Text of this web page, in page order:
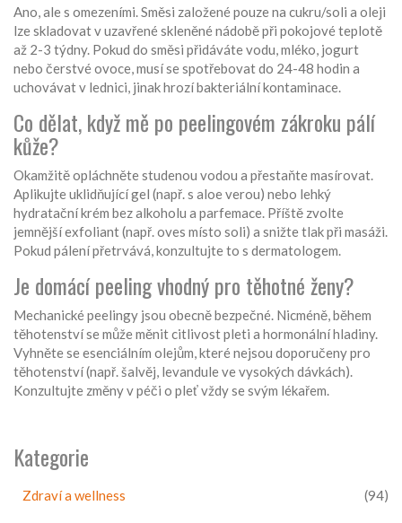
Ano, ale s omezeními. Směsi založené pouze na cukru/soli a oleji
lze skladovat v uzavřené skleněné nádobě při pokojové teplotě
až 2-3 týdny. Pokud do směsi přidáváte vodu, mléko, jogurt
nebo čerstvé ovoce, musí se spotřebovat do 24-48 hodin a
uchovávat v lednici, jinak hrozí bakteriální kontaminace.
Co dělat, když mě po peelingovém zákroku pálí
kůže?
Okamžitě opláchněte studenou vodou a přestaňte masírovat.
Aplikujte uklidňující gel (např. s aloe verou) nebo lehký
hydratační krém bez alkoholu a parfemace. Příště zvolte
jemnější exfoliant (např. oves místo soli) a snižte tlak při masáži.
Pokud pálení přetrvává, konzultujte to s dermatologem.
Je domácí peeling vhodný pro těhotné ženy?
Mechanické peelingy jsou obecně bezpečné. Nicméně, během
těhotenství se může měnit citlivost pleti a hormonální hladiny.
Vyhněte se esenciálním olejům, které nejsou doporučeny pro
těhotenství (např. šalvěj, levandule ve vysokých dávkách).
Konzultujte změny v péči o pleť vždy se svým lékařem.
Kategorie
Zdraví a wellness (94)